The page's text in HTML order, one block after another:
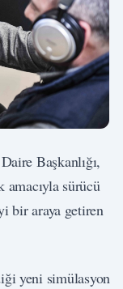
Başkanlığı,
amacıyla sürücü
bir araya getiren
yeni simülasyon